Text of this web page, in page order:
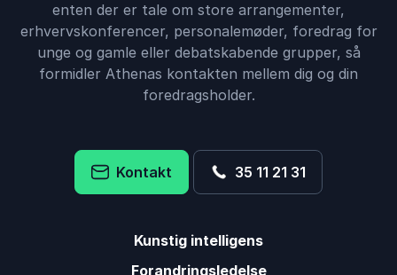
enten der er tale om store arrangementer,
erhvervskonferencer, personalemøder, foredrag for
unge og gamle eller debatskabende grupper, så
formidler Athenas kontakten mellem dig og din
foredragsholder.
Kontakt 35 11 21 31
Kunstig intelligens
Forandringsledelse